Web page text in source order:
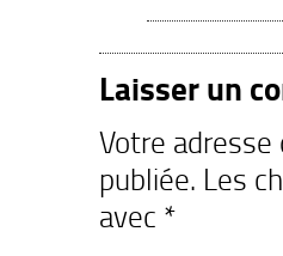
Laisser un
Votre
publiée. Les
avec *